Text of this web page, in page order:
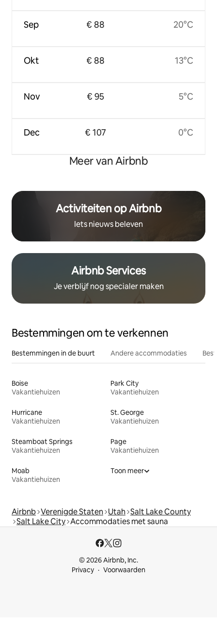
Sep
Okt
Nov
Dec
€ 88
€ 88
€ 95
€ 107
20°C
13°C
5°C
0°C
Meer van Airbnb
Activiteiten op Airbnb
Iets nieuws beleven
Airbnb Services
Je verblijf nog specialer maken
Bestemmingen om te verkennen
Bestemmingen in de buurt Andere accommodaties
Boise
Vakantiehuizen
Park City
Vakantiehuizen
Hurricane
Vakantiehuizen
St. George
Vakantiehuizen
Steamboat Springs
Vakantiehuizen
Page
Vakantiehuizen
Moab
Vakantiehuizen
Toon meer
Airbnb Verenigde Staten Utah Salt Lake County
Salt Lake City Accommodaties met sauna
© 2026 Airbnb, Inc.
Privacy
Voorwaarden